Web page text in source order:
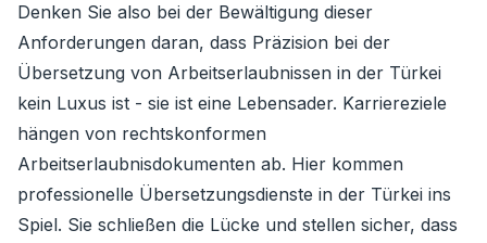
Denken Sie also bei der Bewältigung dieser
Anforderungen daran, dass Präzision bei der
Übersetzung von Arbeitserlaubnissen in der Türkei
kein Luxus ist - sie ist eine Lebensader. Karriereziele
hängen von rechtskonformen
Arbeitserlaubnisdokumenten ab. Hier kommen
professionelle Übersetzungsdienste in der Türkei ins
Spiel. Sie schließen die Lücke und stellen sicher, dass